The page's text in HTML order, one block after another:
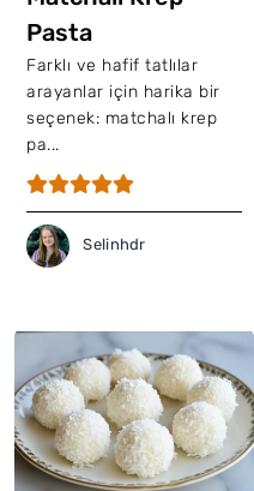
Pasta
Farklı ve hafif tatlılar
arayanlar için harika bir
seçenek: matchalı krep
pa...
Selinhdr